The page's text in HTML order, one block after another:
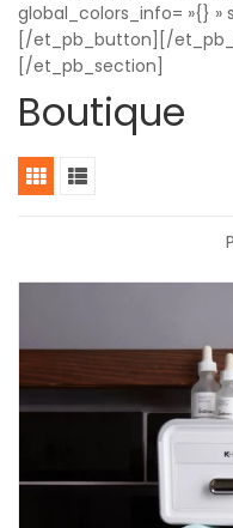
global_colors_info= »{} »
[/et_pb_button][/
[/et_pb_section]
Boutique